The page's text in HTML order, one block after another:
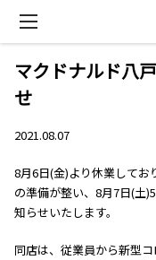
マクドナルド八
せ
2021.08.07
8月6日(金)より休業して
の準備が整い、8月7日(土
知らせいたします。
同店は、従業員から新型